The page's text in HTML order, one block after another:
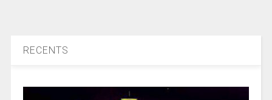
RECENTS